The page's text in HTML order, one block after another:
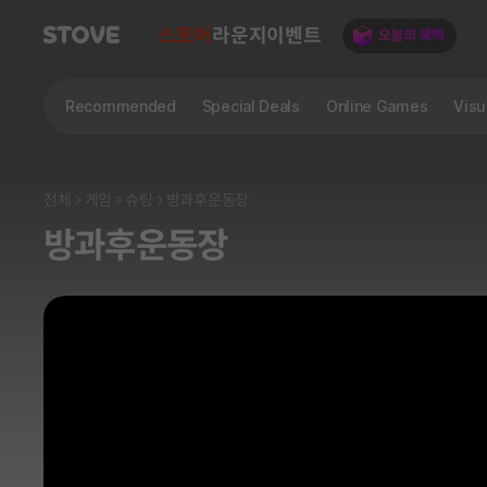
스토어 라운지 이벤트
Recommended Special Deals Online Games
전체 게임 슈팅 방과후운동장
방과후운동장